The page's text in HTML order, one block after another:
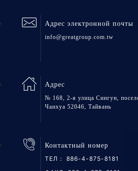
Адрес электронной почты
info@greatgroup.com.tw
Адрес
№ 168, 2-я улица Сингун,
Чанхуа 52046, Тайвань
Контактный номер
ТЕЛ： 886-4-875-8181